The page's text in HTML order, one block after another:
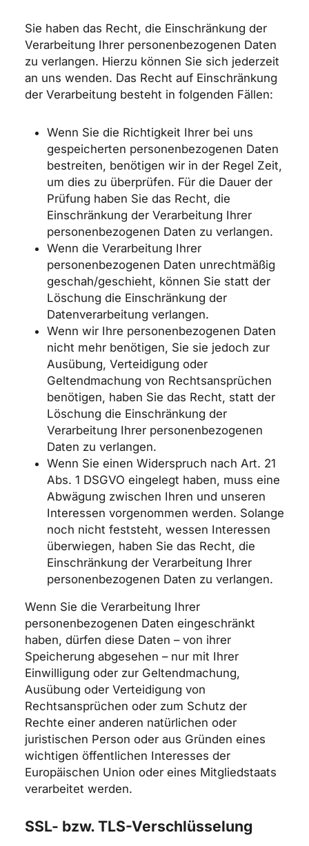
Sie haben das Recht, die Einschränkung der
Verarbeitung Ihrer personenbezogenen Daten
zu verlangen. Hierzu können Sie sich jederzeit
an uns wenden. Das Recht auf Einschränkung
der Verarbeitung besteht in folgenden Fällen:
Wenn Sie die Richtigkeit Ihrer bei uns
gespeicherten personenbezogenen Daten
bestreiten, benötigen wir in der Regel Zeit,
um dies zu überprüfen. Für die Dauer der
Prüfung haben Sie das Recht, die
Einschränkung der Verarbeitung Ihrer
personenbezogenen Daten zu verlangen.
Wenn die Verarbeitung Ihrer
personenbezogenen Daten unrechtmäßig
geschah/geschieht, können Sie statt der
Löschung die Einschränkung der
Datenverarbeitung verlangen.
Wenn wir Ihre personenbezogenen Daten
nicht mehr benötigen, Sie sie jedoch zur
Ausübung, Verteidigung oder
Geltendmachung von Rechtsansprüchen
benötigen, haben Sie das Recht, statt der
Löschung die Einschränkung der
Verarbeitung Ihrer personenbezogenen
Daten zu verlangen.
Wenn Sie einen Widerspruch nach Art. 21
Abs. 1 DSGVO eingelegt haben, muss eine
Abwägung zwischen Ihren und unseren
Interessen vorgenommen werden. Solange
noch nicht feststeht, wessen Interessen
überwiegen, haben Sie das Recht, die
Einschränkung der Verarbeitung Ihrer
personenbezogenen Daten zu verlangen.
Wenn Sie die Verarbeitung Ihrer
personenbezogenen Daten eingeschränkt
haben, dürfen diese Daten – von ihrer
Speicherung abgesehen – nur mit Ihrer
Einwilligung oder zur Geltendmachung,
Ausübung oder Verteidigung von
Rechtsansprüchen oder zum Schutz der
Rechte einer anderen natürlichen oder
juristischen Person oder aus Gründen eines
wichtigen öffentlichen Interesses der
Europäischen Union oder eines Mitgliedstaats
verarbeitet werden.
SSL- bzw. TLS-Verschlüsselung